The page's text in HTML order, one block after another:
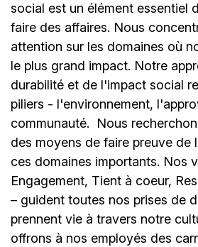
social est un élément essentiel
faire des affaires. Nous
attention sur les domaines où
le plus grand impact. Notre
durabilité et de l'impact social
piliers - l'environnement,
communauté.
Nous
des moyens de faire preuve de
ces domaines importants. Nos
Engagement, Tient à coeur,
– guident toutes nos prises de
prennent vie à travers notre
offrons à nos employés des